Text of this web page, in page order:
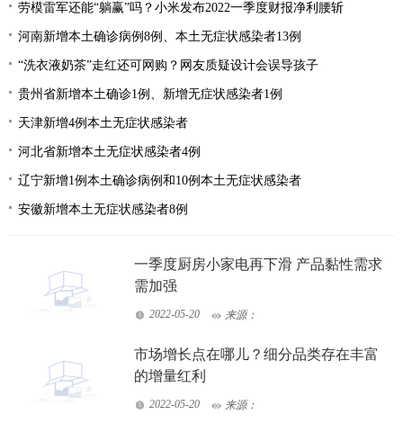
劳模雷军还能“躺赢”吗？小米发布2022一季度财报净利腰斩
河南新增本土确诊病例8例、本土无症状感染者13例
“洗衣液奶茶”走红还可网购？网友质疑设计会误导孩子
贵州省新增本土确诊1例、新增无症状感染者1例
天津新增4例本土无症状感染者
河北省新增本土无症状感染者4例
辽宁新增1例本土确诊病例和10例本土无症状感染者
安徽新增本土无症状感染者8例
一季度厨房小家电再下滑 产品黏性需求
需加强
2022-05-20 来源：
市场增长点在哪儿？细分品类存在丰富
的增量红利
2022-05-20 来源：